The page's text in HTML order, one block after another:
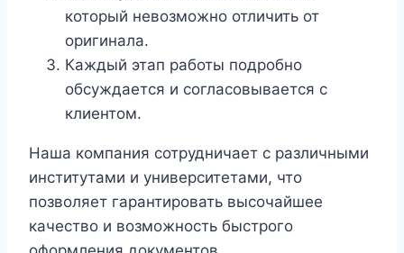
который невозможно отличить от
оригинала.
Каждый этап работы подробно
обсуждается и согласовывается с
клиентом.
Наша компания сотрудничает с различными
институтами и университетами, что
позволяет гарантировать высочайшее
качество и возможность быстрого